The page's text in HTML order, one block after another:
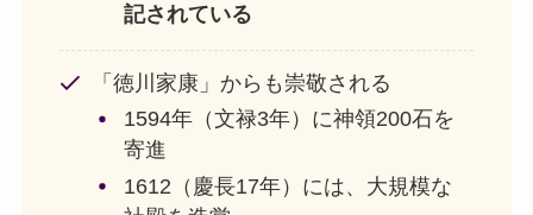
記されている
「徳川家康」からも崇敬される
1594年（文禄3年）に神領200石を
寄進
1612（慶長17年）には、大規模な